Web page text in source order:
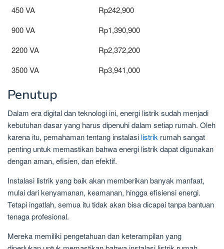
450 VA
Rp242,900
900 VA
Rp1,390,900
2200 VA
Rp2,372,200
3500 VA
Rp3,941,000
Penutup
Dalam era digital dan teknologi ini, energi listrik sudah menjadi
kebutuhan dasar yang harus dipenuhi dalam setiap rumah. Oleh
karena itu, pemahaman tentang instalasi listrik rumah sangat
penting untuk memastikan bahwa energi listrik dapat digunakan
dengan aman, efisien, dan efektif.
Instalasi listrik yang baik akan memberikan banyak manfaat,
mulai dari kenyamanan, keamanan, hingga efisiensi energi.
Tetapi ingatlah, semua itu tidak akan bisa dicapai tanpa bantuan
tenaga profesional.
Mereka memiliki pengetahuan dan keterampilan yang